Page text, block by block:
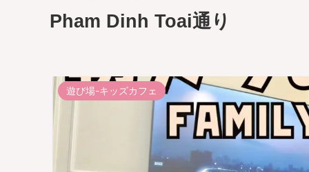
Pham Dinh Toai通り
遊び場-キッズカフェ